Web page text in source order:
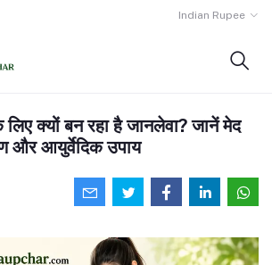
Indian Rupee
लिए क्यों बन रहा है जानलेवा? जानें मेद
और आयुर्वेदिक उपाय